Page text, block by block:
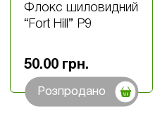
Флокс шиловидний
“Fort Hill” Р9
50.00 грн.
Розпродано